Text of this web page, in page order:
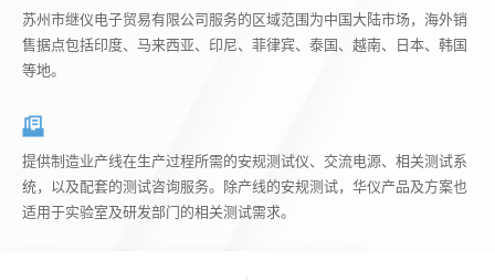
苏州市继仪电子贸易有限公司服务的区域范围为中国大陆市场，海外销
售据点包括印度、马来西亚、印尼、菲律宾、泰国、越南、日本、韩国
等地。
提供制造业产线在生产过程所需的安规测试仪、交流电源、相关测试系
统，以及配套的测试咨询服务。除产线的安规测试，华仪产品及方案也
适用于实验室及研发部门的相关测试需求。